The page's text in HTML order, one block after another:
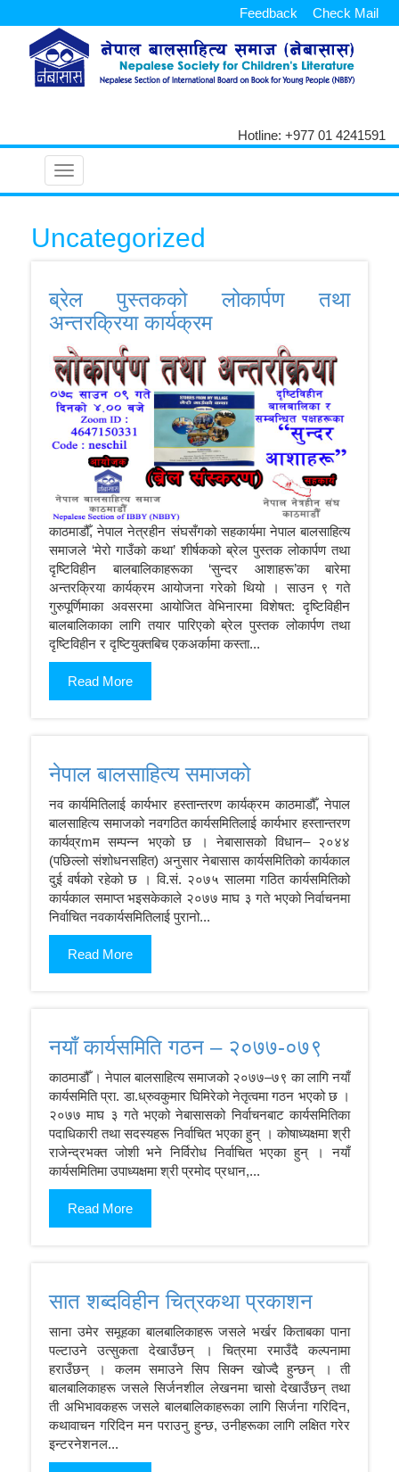
Check Mail
Feedback
Hotline: +977 01 4241591
Toggle
navigation
Uncategorized
ब्रेल पुस्तकको लोकार्पण तथा
अन्तरक्रिया कार्यक्रम
काठमाडौँ, नेपाल नेत्रहीन संघसँगको सहकार्यमा नेपाल बालसाहित्य
समाजले ‘मेरो गाउँको कथा’ शीर्षकको ब्रेल पुस्तक लोकार्पण तथा
दृष्टिविहीन बालबालिकाहरूका ‘सुन्दर आशाहरू’का बारेमा
अन्तरक्रिया कार्यक्रम आयोजना गरेको थियो । साउन ९ गते
गुरुपूर्णिमाका अवसरमा आयोजित वेभिनारमा विशेषत: दृष्टिविहीन
बालबालिकाका लागि तयार पारिएको ब्रेल पुस्तक लोकार्पण तथा
दृष्टिविहीन र दृष्टियुक्तबिच एकअर्कामा कस्ता...
Read More
नेपाल बालसाहित्य समाजको
नव कार्यमितिलाई कार्यभार हस्तान्तरण कार्यक्रम काठमाडौँ, नेपाल
बालसाहित्य समाजको नवगठित कार्यसमितिलाई कार्यभार हस्तान्तरण
कार्यव्रmम सम्पन्न भएको छ । नेबासासको विधान– २०४४
(पछिल्लो संशोधनसहित) अनुसार नेबासास कार्यसमितिको कार्यकाल
दुई वर्षको रहेको छ । वि.सं. २०७५ सालमा गठित कार्यसमितिको
कार्यकाल समाप्त भइसकेकाले २०७७ माघ ३ गते भएको निर्वाचनमा
निर्वाचित नवकार्यसमितिलाई पुरानो...
Read More
नयाँ कार्यसमिति गठन – २०७७-०७९
काठमाडौँ । नेपाल बालसाहित्य समाजको २०७७–७९ का लागि नयाँ
कार्यसमिति प्रा. डा.ध्रुवकुमार घिमिरेको नेतृत्वमा गठन भएको छ ।
२०७७ माघ ३ गते भएको नेबासासको निर्वाचनबाट कार्यसमितिका
पदाधिकारी तथा सदस्यहरू निर्वाचित भएका हुन् । कोषाध्यक्षमा श्री
राजेन्द्रभक्त जोशी भने निर्विरोध निर्वाचित भएका हुन् । नयाँ
कार्यसमितिमा उपाध्यक्षमा श्री प्रमोद प्रधान,...
Read More
सात शब्दविहीन चित्रकथा प्रकाशन
साना उमेर समूहका बालबालिकाहरू जसले भर्खर किताबका पाना
पल्टाउने उत्सुकता देखाउँछन् । चित्रमा रमाउँदै कल्पनामा
हराउँछन् । कलम समाउने सिप सिक्न खोज्दै हुन्छन् । ती
बालबालिकाहरू जसले सिर्जनशील लेखनमा चासो देखाउँछन् तथा
ती अभिभावकहरू जसले बालबालिकाहरूका लागि सिर्जना गरिदिन,
कथावाचन गरिदिन मन पराउनु हुन्छ, उनीहरूका लागि लक्षित गरेर
इन्टरनेशनल...